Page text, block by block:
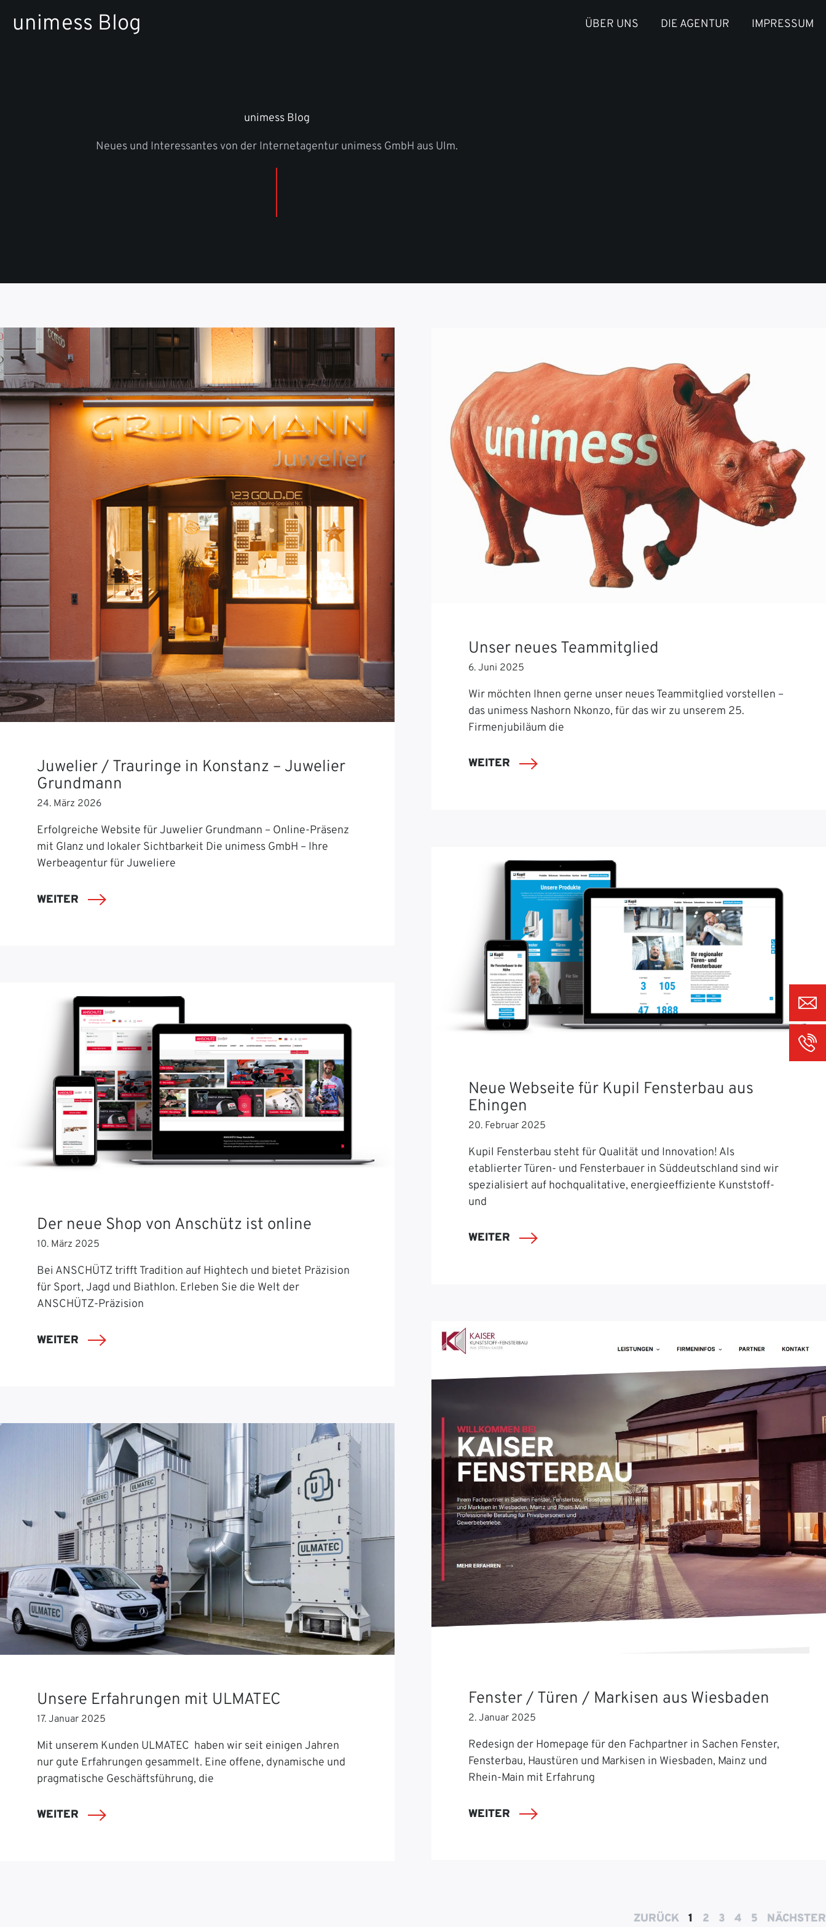
Inhaltunimess Blog ÜBER UNS DIE AGENTUR IMPRESSUM
unimess Blog
Neues und Interessantes von der Internetagentur unimess GmbH aus Ulm.
Juwelier / Trauringe in Konstanz – Juwelier
Grundmann
24. März 2026
Erfolgreiche Website für Juwelier Grundmann – Online-Präsenz
mit Glanz und lokaler Sichtbarkeit Die unimess GmbH – Ihre
Werbeagentur für Juweliere
WEITER
Unser neues Teammitglied
6. Juni 2025
Wir möchten Ihnen gerne unser neues Teammitglied vorstellen –
das unimess Nashorn Nkonzo, für das wir zu unserem 25.
Firmenjubiläum die
WEITER
Der neue Shop von Anschütz ist online
10. März 2025
Bei ANSCHÜTZ trifft Tradition auf Hightech und bietet Präzision
für Sport, Jagd und Biathlon. Erleben Sie die Welt der
ANSCHÜTZ-Präzision
WEITER
Neue Webseite für Kupil Fensterbau aus
Ehingen
20. Februar 2025
Kupil Fensterbau steht für Qualität und Innovation! Als
etablierter Türen- und Fensterbauer in Süddeutschland sind wir
spezialisiert auf hochqualitative, energieeffiziente Kunststoff-
und
WEITER
Unsere Erfahrungen mit ULMATEC
17. Januar 2025
Mit unserem Kunden ULMATEC haben wir seit einigen Jahren
nur gute Erfahrungen gesammelt. Eine offene, dynamische und
pragmatische Geschäftsführung, die
WEITER
Fenster / Türen / Markisen aus Wiesbaden
2. Januar 2025
Redesign der Homepage für den Fachpartner in Sachen Fenster,
Fensterbau, Haustüren und Markisen in Wiesbaden, Mainz und
Rhein-Main mit Erfahrung
WEITER
ZURÜCK 1 2 3 4 5 NÄCHSTER